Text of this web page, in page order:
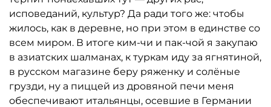
исповеданий, культур? Да ради того же: чтобы
жилось, как в деревне, но при этом в единстве со
всем миром. В итоге ким-чи и пак-чой я закупаю
в азиатских шалмана­х, к туркам иду за ягнятиной,
в русском магазине беру ряженку и солёные
грузди, ну а пиццей из дровяной печи меня
обеспечивают итальянцы, осевшие в Германии